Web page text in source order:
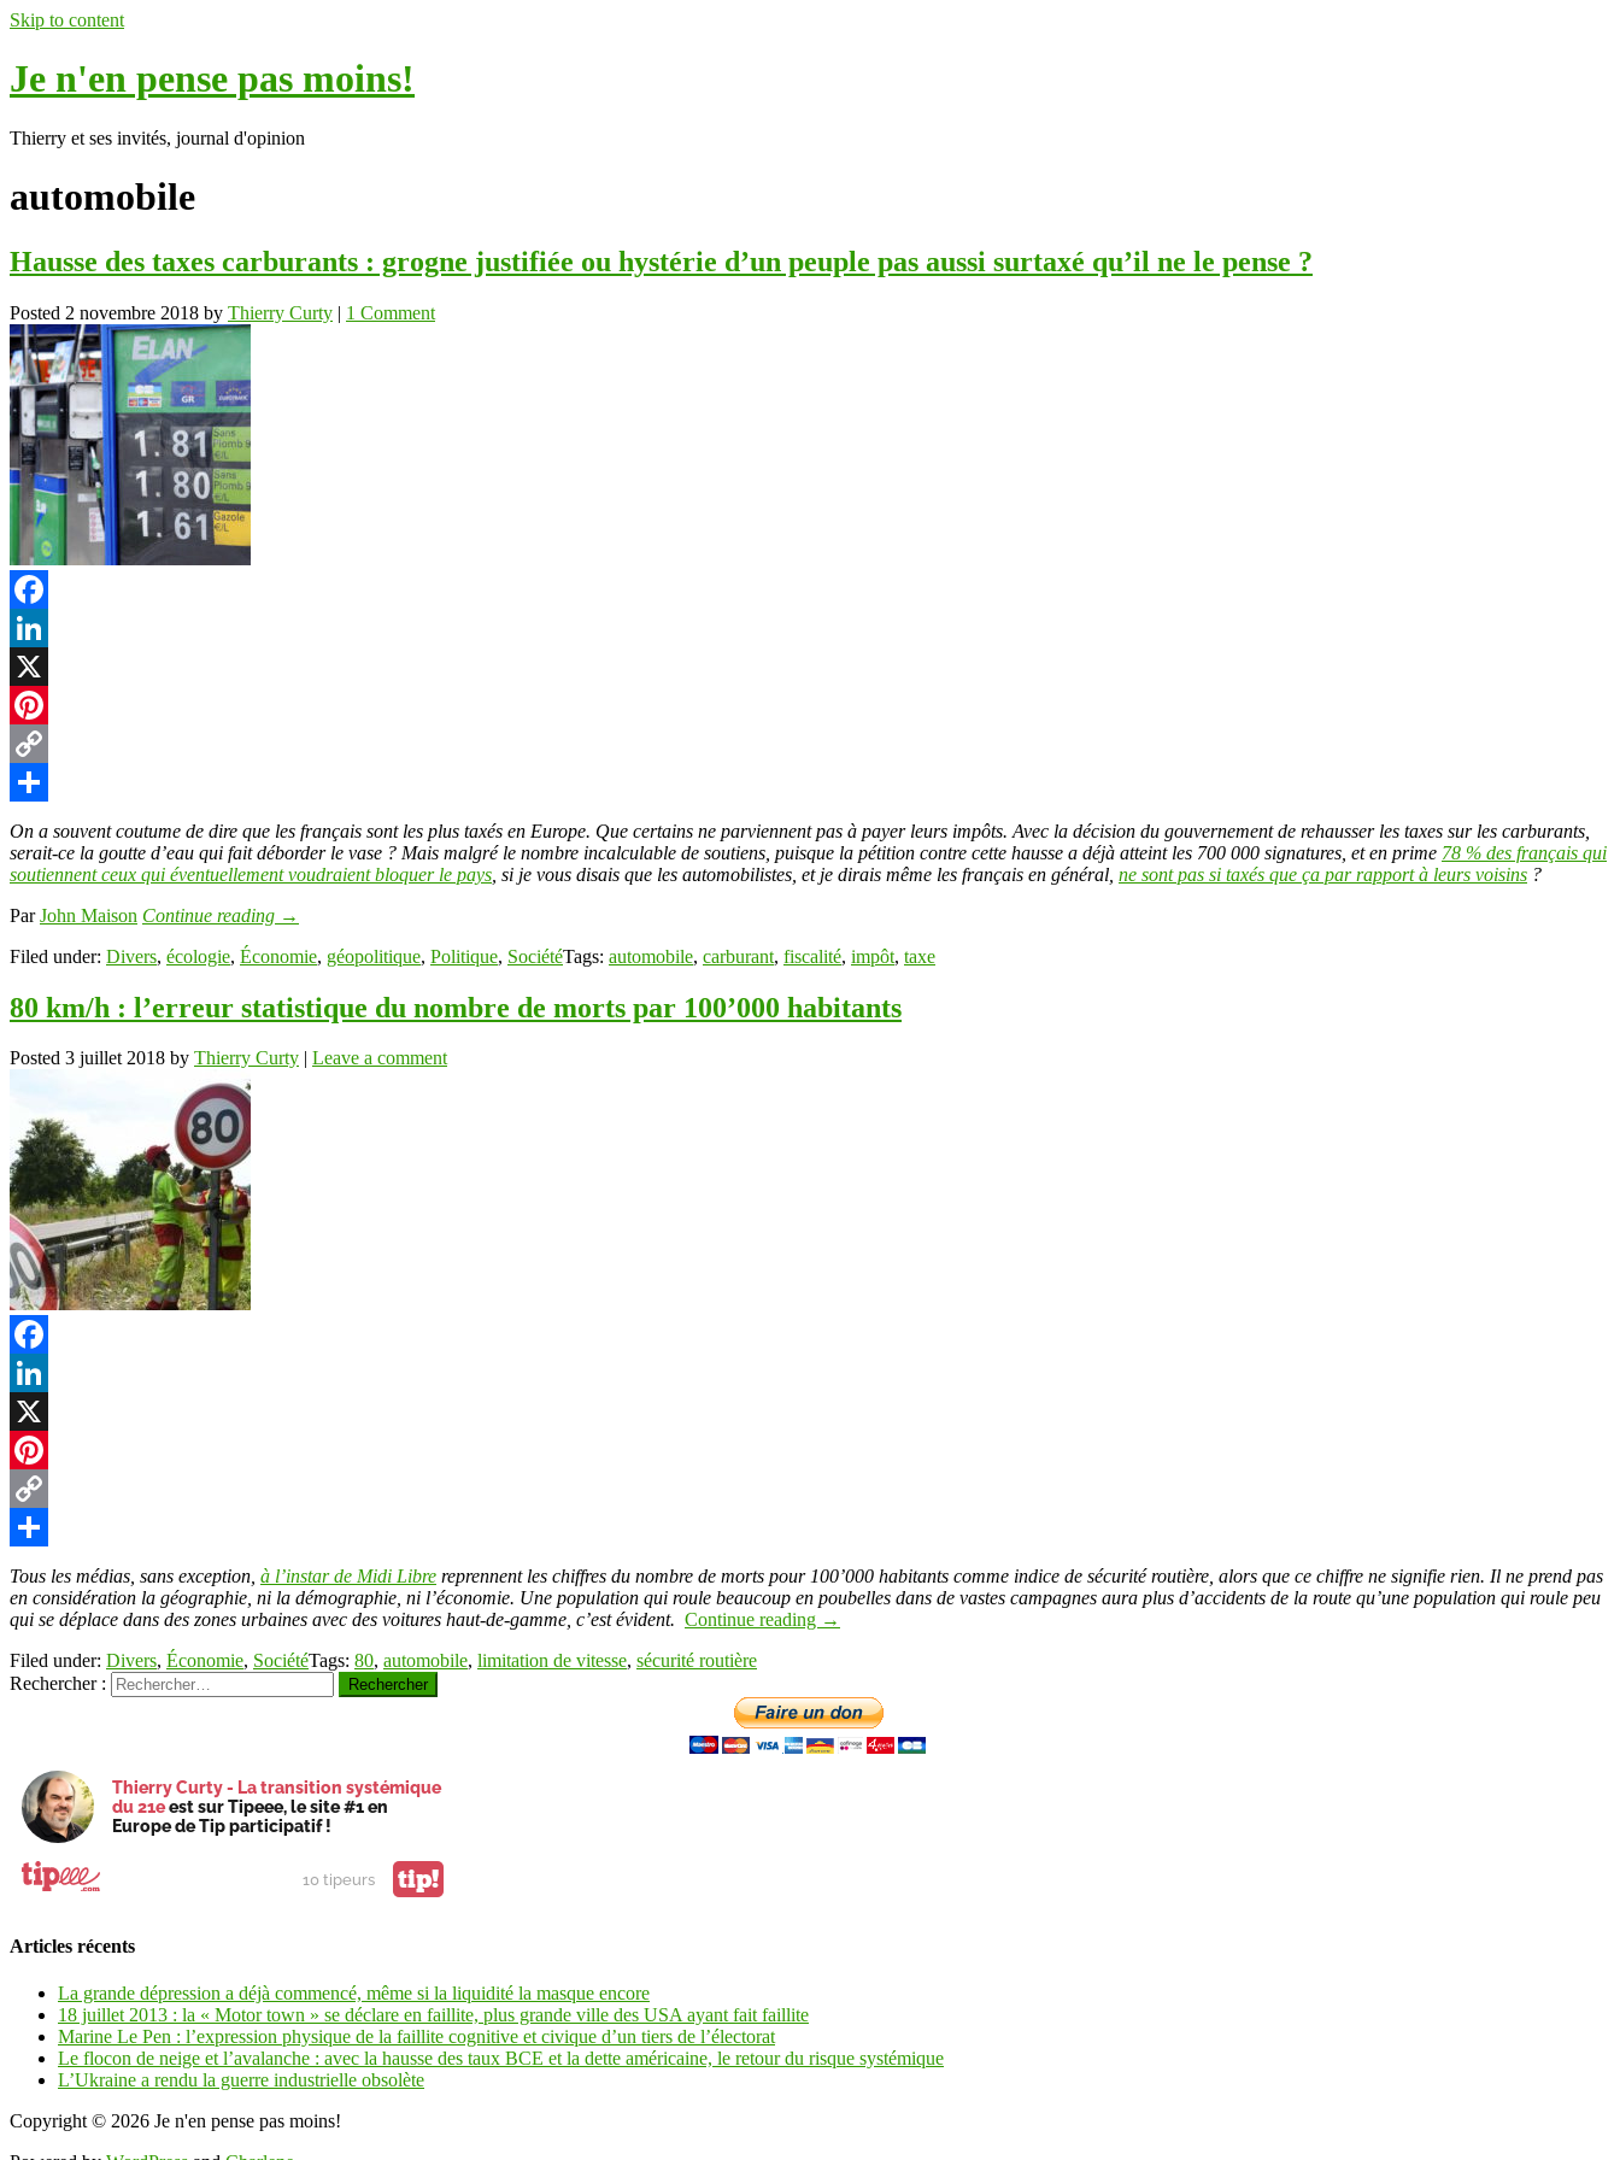
Skip to content
Je n'en pense pas moins!
Thierry et ses invités, journal d'opinion
automobile
Hausse des taxes carburants : grogne justifiée ou hystérie d’un peuple pas aussi surtaxé qu’il ne le pense ?
Posted 2 novembre 2018 by Thierry Curty | 1 Comment
Facebook
LinkedIn
X
Pinterest
Copy
Link
Partager
On a souvent coutume de dire que les français sont les plus taxés en Europe. Que certains ne parviennent pas à payer leurs impôts. Avec la décision du gouvernement de rehausser les taxes sur les carburants,
serait-ce la goutte d’eau qui fait déborder le vase ? Mais malgré le nombre incalculable de soutiens, puisque la pétition contre cette hausse a déjà atteint les 700 000 signatures, et en prime 78 % des français qui
soutiennent ceux qui éventuellement voudraient bloquer le pays , si je vous disais que les automobilistes, et je dirais même les français en général, ne sont pas si taxés que ça par rapport à leurs voisins ?
ParJohn Maison Continue reading →
Filed under: Divers, écologie, Économie, géopolitique, Politique, SociétéTags: automobile, carburant, fiscalité, impôt, taxe
80 km/h : l’erreur statistique du nombre de morts par 100’000 habitants
Posted 3 juillet 2018 by Thierry Curty Leave a comment
Facebook
LinkedIn
X
Pinterest
Copy
Link
Partager
Tous les médias, sans exception, à l’instar de Midi Libre reprennent les chiffres du nombre de morts pour 100’000 habitants comme indice de sécurité routière, alors que ce chiffre ne signifie rien. Il ne prend pas
en considération la géographie, ni la démographie, ni l’économie. Une population qui roule beaucoup en poubelles dans de vastes campagnes aura plus d’accidents de la route qu’une population qui roule peu
qui se déplace dans des zones urbaines avec des voitures haut-de-gamme, c’est évident. Continue reading →
Filed under: Divers, Économie, SociétéTags: 80, automobile, limitation de vitesse, sécurité routière
Rechercher :
Thierry Curty - La transition systémique
du 21eest sur Tipeee, le site #1 en
Europe de Tip participatif !
10 tipeurs tip!
Articles récents
La grande dépression a déjà commencé, même si la liquidité la masque encore
18 juillet 2013 : la « Motor town » se déclare en faillite, plus grande ville des USA ayant fait faillite
Marine Le Pen : l’expression physique de la faillite cognitive et civique d’un tiers de l’électorat
Le flocon de neige et l’avalanche : avec la hausse des taux BCE et la dette américaine, le retour du risque systémique
L’Ukraine a rendu la guerre industrielle obsolète
Copyright © 2026 Je n'en pense pas moins!